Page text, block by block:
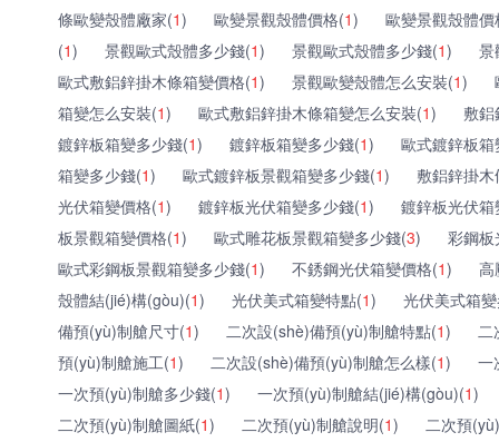
條歐變殼體廠家(1) 歐變景觀殼體價格(1)
歐變景觀殼體價
(1) 景觀歐式殼體多少錢(1) 景觀歐式殼體多少錢(1)
景
歐式敷鋁鋅掛木條箱變價格(1) 景觀歐變殼體怎么安裝(1)
箱變怎么安裝(1) 歐式敷鋁鋅掛木條箱變怎么安裝(1)
敷
鍍鋅板箱變多少錢(1) 鍍鋅板箱變多少錢(1)
歐式鍍鋅板
箱變多少錢(1) 歐式鍍鋅板景觀箱變多少錢(1)
敷鋁鋅掛
光伏箱變價格(1) 鍍鋅板光伏箱變多少錢(1)
鍍鋅板光伏
板景觀箱變價格(1) 歐式雕花板景觀箱變多少錢(3)
彩鋼
歐式彩鋼板景觀箱變多少錢(1) 不銹鋼光伏箱變價格(1)
高
殼體結(jié)構(gòu)(1) 光伏美式箱變特點(1)
光伏美式箱
備預(yù)制艙尺寸(1) 二次設(shè)備預(yù)制艙特點(1)
預(yù)制艙施工(1) 二次設(shè)備預(yù)制艙怎么樣(1)
一
一次預(yù)制艙多少錢(1) 一次預(yù)制艙結(jié)構(gòu)(1)
二次預(yù)制艙圖紙(1) 二次預(yù)制艙說明(1)
二次預